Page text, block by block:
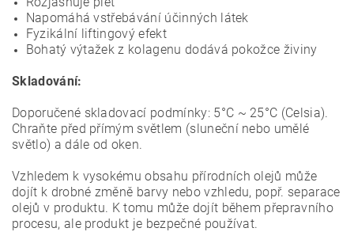
Napomáhá vstřebávání účinných látek
Fyzikální liftingový efekt
Bohatý výtažek z kolagenu dodává pokožce živiny
Skladování:
Doporučené skladovací podmínky: 5°C ~ 25°C (Celsia).
Chraňte před přímým světlem (sluneční nebo umělé
světlo) a dále od oken.
Vzhledem k vysokému obsahu přírodních olejů může
dojít k drobné změně barvy nebo vzhledu, popř. separace
olejů v produktu. K tomu může dojít během přepravního
procesu, ale produkt je bezpečné používat.